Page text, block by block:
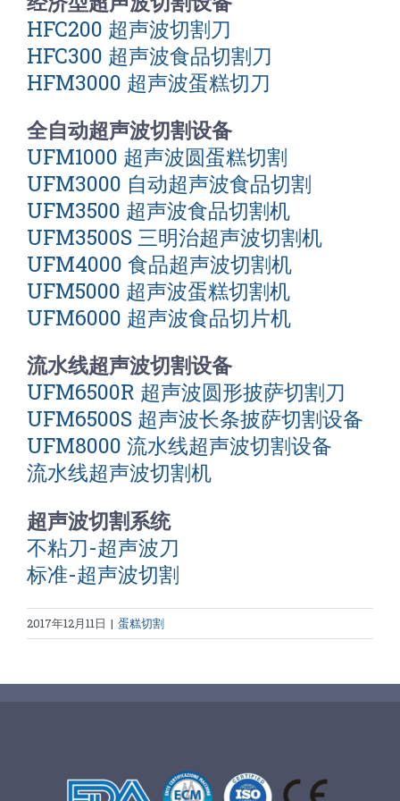
HFC200 超声波切割刀
HFC300 超声波食品切割刀
HFM3000 超声波蛋糕切刀
全自动超声波切割设备
UFM1000 超声波圆蛋糕切割
UFM3000 自动超声波食品切割
UFM3500 超声波食品切割机
UFM3500S 三明治超声波切割机
UFM4000 食品超声波切割机
UFM5000 超声波蛋糕切割机
UFM6000 超声波食品切片机
流水线超声波切割设备
UFM6500R 超声波圆形披萨切割刀
UFM6500S 超声波长条披萨切割设备
UFM8000 流水线超声波切割设备
流水线超声波切割机
超声波切割系统
不粘刀-超声波刀
标准-超声波切割
2017年12月11日 | 蛋糕切割